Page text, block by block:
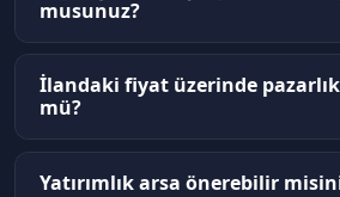
musunuz?
İlandaki fiyat üzerinde
mü?
Yatırımlık arsa önerebilir